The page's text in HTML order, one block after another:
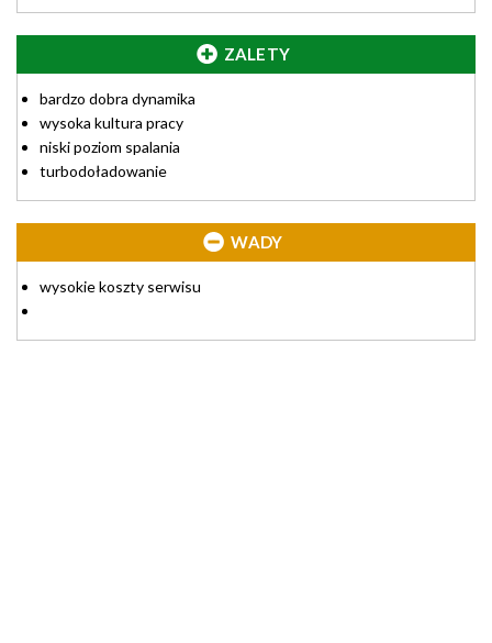
ZALETY
bardzo dobra dynamika
wysoka kultura pracy
niski poziom spalania
turbodoładowanie
WADY
wysokie koszty serwisu